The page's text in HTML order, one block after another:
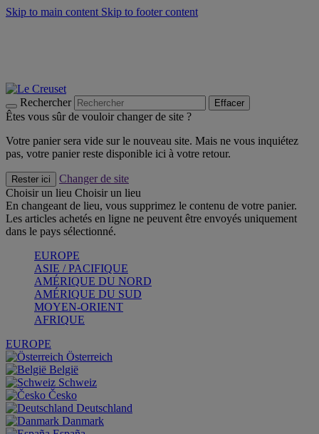
Skip to main content Skip to footer content
Rechercher Effacer
Êtes vous sûr de vouloir changer de site ?
Votre panier sera vide sur le nouveau site. Mais ne vous inquiétez
pas, votre panier reste disponible ici à votre retour.
Rester ici
Changer de site
Choisir un lieu Choisir un lieu
En changeant de lieu, vous supprimez le contenu de votre panier.
Les articles achetés en ligne ne peuvent être envoyés uniquement
dans le pays sélectionné.
EUROPE
ASIE / PACIFIQUE
AMÉRIQUE DU NORD
AMÉRIQUE DU SUD
MOYEN-ORIENT
AFRIQUE
EUROPE
Österreich
België
Schweiz
Česko
Deutschland
Danmark